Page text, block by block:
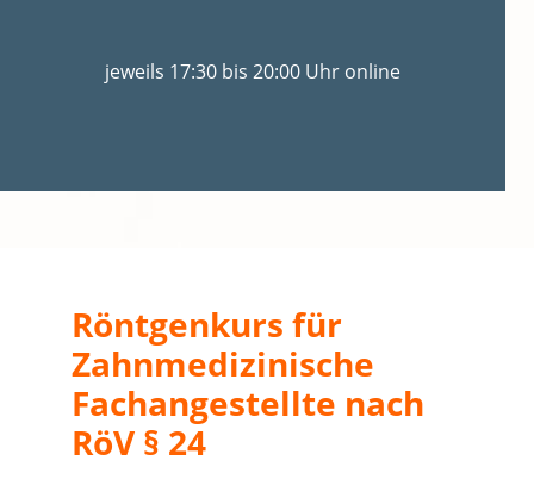
jeweils 17:30 bis 20:00 Uhr online
Röntgenkurs für
Zahnmedizinische
Fachangestellte nach
RöV § 24